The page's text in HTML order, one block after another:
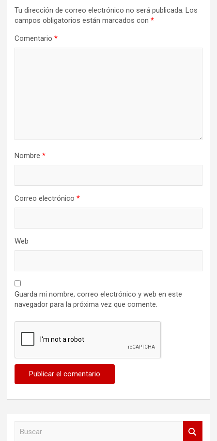
Tu dirección de correo electrónico no será publicada. Los
campos obligatorios están marcados con *
Comentario *
Nombre *
Correo electrónico *
Web
Guarda mi nombre, correo electrónico y web en este
navegador para la próxima vez que comente.